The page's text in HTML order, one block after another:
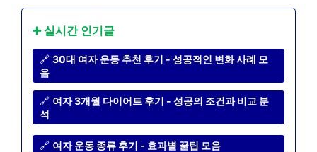
➕ 실시간 인기글
🔗 30대 여자 운동 추천 후기 - 성공적인 변화 사례 모
음
🔗 여자 3개월 다이어트 후기 - 성공의 조건과 비교 분
석
🔗 여자 운동 종류 후기 - 효과별 꿀팁 모음